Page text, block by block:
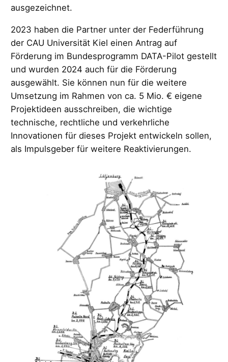
ausgezeichnet.
2023 haben die Partner unter der Federführung
der CAU Universität Kiel einen Antrag auf
Förderung im Bundesprogramm DATA-Pilot gestellt
und wurden 2024 auch für die Förderung
ausgewählt. Sie können nun für die weitere
Umsetzung im Rahmen von ca. 5 Mio. € eigene
Projektideen ausschreiben, die wichtige
technische, rechtliche und verkehrliche
Innovationen für dieses Projekt entwickeln sollen,
als Impulsgeber für weitere Reaktivierungen.